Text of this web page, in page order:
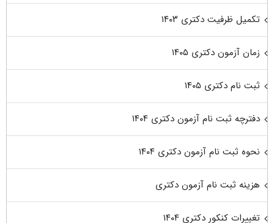
تکمیل ظرفیت دکتری ۱۴۰۳
زمان آزمون دکتری ۱۴۰۵
ثبت نام دکتری ۱۴۰۵
دفترچه ثبت نام آزمون دکتری ۱۴۰۴
نحوه ثبت نام آزمون دکتری ۱۴۰۴
هزینه ثبت نام آزمون دکتری
تغییرات کنکور دکتری ۱۴۰۴